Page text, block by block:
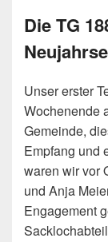
Die TG
Unser erster
Wochenende
Gemeinde,
Empfang und
waren wir vor
und Anja
Engagement